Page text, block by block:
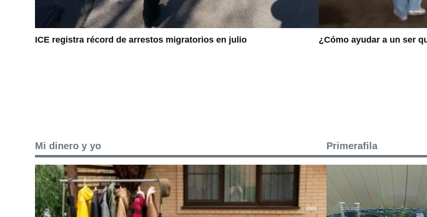
ICE registra récord de arrestos migratorios en julio ¿Cómo ayudar a un ser
Mi dinero y yo Primerafila